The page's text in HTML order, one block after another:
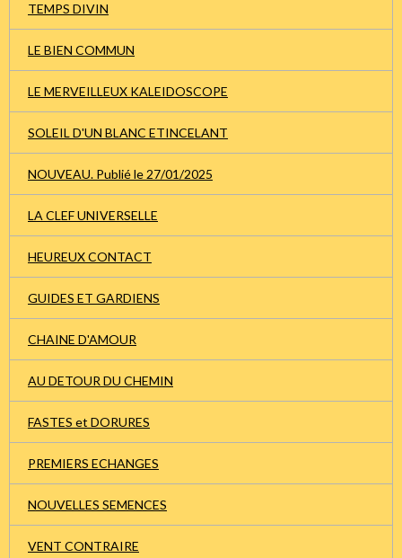
TEMPS DIVIN
LE BIEN COMMUN
LE MERVEILLEUX KALEIDOSCOPE
SOLEIL D'UN BLANC ETINCELANT
NOUVEAU. Publié le 27/01/2025
LA CLEF UNIVERSELLE
HEUREUX CONTACT
GUIDES ET GARDIENS
CHAINE D'AMOUR
AU DETOUR DU CHEMIN
FASTES et DORURES
PREMIERS ECHANGES
NOUVELLES SEMENCES
VENT CONTRAIRE